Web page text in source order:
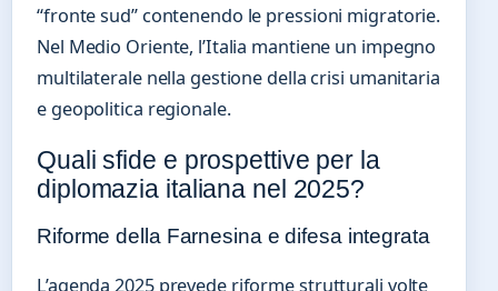
“fronte sud” contenendo le pressioni migratorie.
Nel Medio Oriente, l’Italia mantiene un impegno
multilaterale nella gestione della crisi umanitaria
e geopolitica regionale.
Quali sfide e prospettive per la
diplomazia italiana nel 2025?
Riforme della Farnesina e difesa integrata
L’agenda 2025 prevede riforme strutturali volte